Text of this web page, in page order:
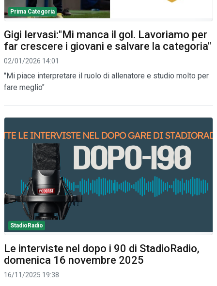
Prima Categoria
Gigi Iervasi:"Mi manca il gol. Lavoriamo per
far crescere i giovani e salvare la categoria"
02/01/2026 14:01
"Mi piace interpretare il ruolo di allenatore e studio molto per
fare meglio"
StadioRadio
Le interviste nel dopo i 90 di StadioRadio,
domenica 16 novembre 2025
16/11/2025 19:38